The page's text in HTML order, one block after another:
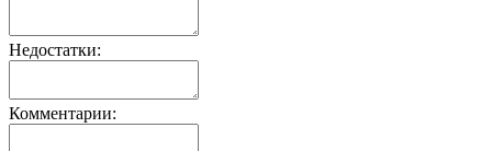
Недостатки:
Комментарии: